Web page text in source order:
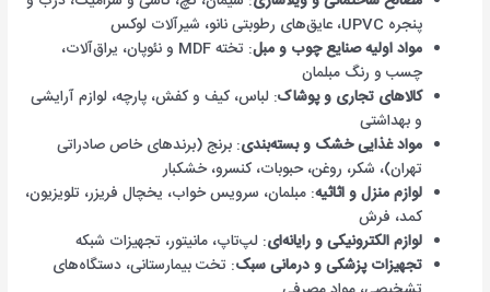
پنجره UPVC، عایق‌های رطوبتی نانو، شیرآلات لوکس
مواد اولیه صنایع چوب و مبل
: تخته MDF و نئوپان، یراق‌آلات،
چسب و رنگ مبلمان
کالاهای تجاری و پوشاک: لباس، کیف و کفش، پارچه، لوازم آرایشی
و بهداشتی
مواد غذایی خشک و بسته‌بندی: برنج (برندهای خاص صادراتی
تهران)، شکر، روغن، حبوبات، کنسرو، خشکبار
لوازم منزل و اثاثیه: مبلمان، سرویس خواب، یخچال فریزر، تلویزیون،
کمد، فرش
لوازم الکترونیکی و رایانه‌ای: لپ‌تاپ، مانیتور، تجهیزات شبکه
تجهیزات پزشکی و درمانی سبک: تخت بیمارستانی، دستگاه‌های